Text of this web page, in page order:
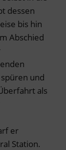
dessen
bis hin
Abschied
und
als
er
Station.